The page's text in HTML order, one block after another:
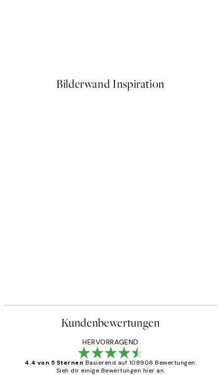
Bilderwand Inspiration
Kundenbewertungen
HERVORRAGEND
4.4 von 5 Sternen Basierend auf 108908 Bewertungen.
Sieh dir einige Bewertungen hier an.